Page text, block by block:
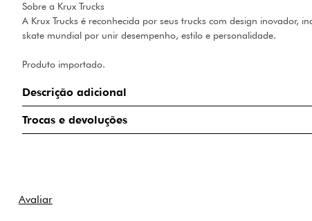
Sobre a Krux Trucks
A Krux Trucks é reconhecida por seus trucks com design
skate mundial por unir desempenho, estilo e personalidade.
Produto importado.
Descrição adicional
Trocas e devoluções